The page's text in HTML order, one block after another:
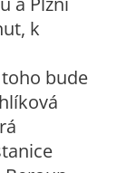
k
bude